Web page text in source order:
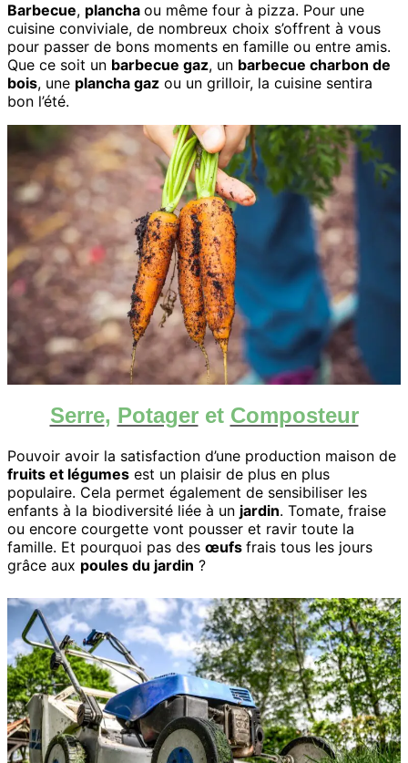
Barbecue, plancha ou même four à pizza. Pour une
cuisine conviviale, de nombreux choix s’offrent à vous
pour passer de bons moments en famille ou entre amis.
Que ce soit un barbecue gaz, un barbecue charbon de
bois, une plancha gaz ou un grilloir, la cuisine sentira
bon l’été.
Serre, Potager et Composteur
Pouvoir avoir la satisfaction d’une production maison de
fruits et légumes est un plaisir de plus en plus
populaire. Cela permet également de sensibiliser les
enfants à la biodiversité liée à un jardin. Tomate, fraise
ou encore courgette vont pousser et ravir toute la
famille. Et pourquoi pas des œufs frais tous les jours
grâce aux poules du jardin ?